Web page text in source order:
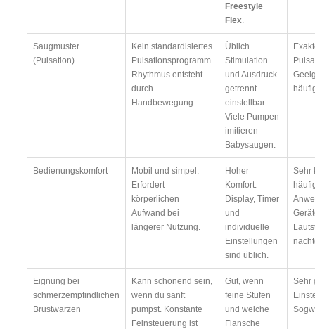
Freestyle
Flex.
Saugmuster
(Pulsation)
Kein standardisiertes
Pulsationsprogramm.
Rhythmus entsteht
durch
Handbewegung.
Üblich.
Stimulation
und Ausdruck
getrennt
einstellbar.
Viele Pumpen
imitieren
Babysaugen.
Bedienungskomfort
Mobil und simpel.
Erfordert
körperlichen
Aufwand bei
längerer Nutzung.
Hoher
Komfort.
Display, Timer
und
individuelle
Einstellungen
sind üblich.
Sehr
Eignung bei
schmerzempfindlichen
Brustwarzen
Kann schonend sein,
wenn du sanft
pumpst. Konstante
Feinsteuerung ist
Gut, wenn
feine Stufen
und weiche
Flansche
Sehr